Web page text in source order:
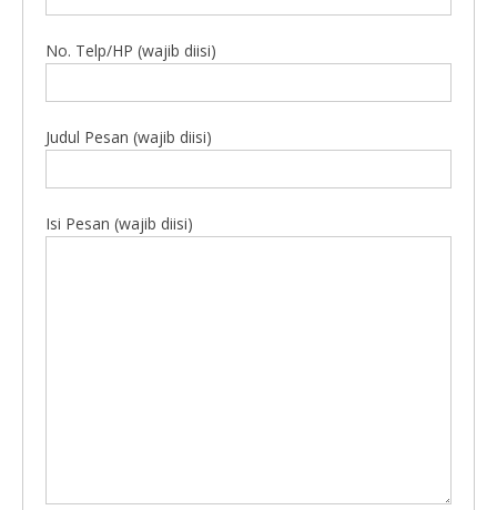
No. Telp/HP (wajib diisi)
Judul Pesan (wajib diisi)
Isi Pesan (wajib diisi)